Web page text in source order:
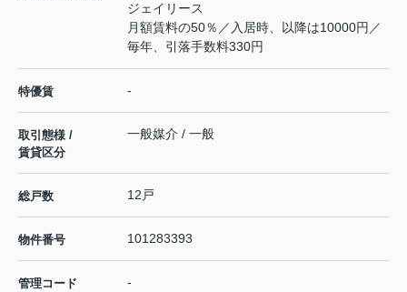
ジェイリース
月額賃料の50％／入居時、以降は10000円／
毎年、引落手数料330円
特優賃 -
取引態様 /
賃貸区分
一般媒介 / 一般
総戸数 12戸
物件番号 101283393
管理コード -